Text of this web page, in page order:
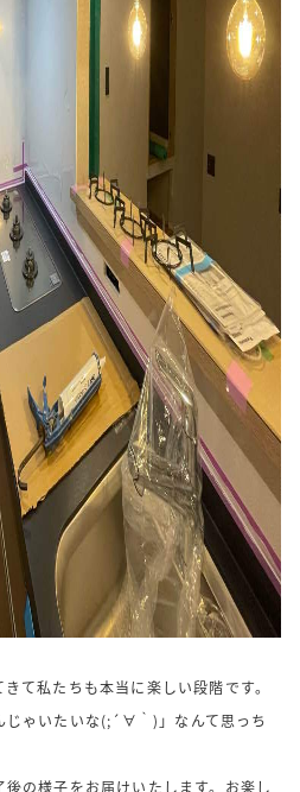
て私たちも本当に楽しい段階です。
じゃいたいな(;´∀｀)」なんて思っち
の様子をお届けいたします。お楽し